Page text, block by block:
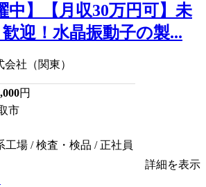
中】【月収30万円可】未
迎！水晶振動子の製...
社（関東）
円
市
工場 / 検査・検品 / 正社員
詳細を表示